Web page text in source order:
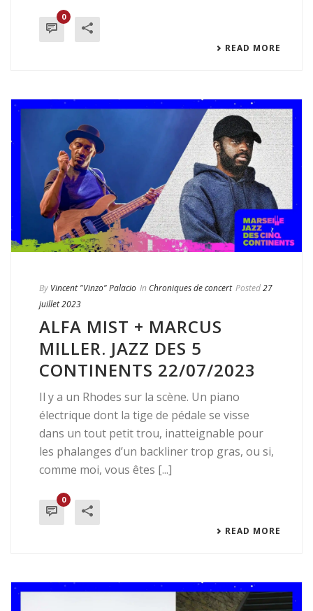
0
READ MORE
By Vincent "Vinzo" Palacio In Chroniques de concert Posted27
juillet 2023
ALFA MIST + MARCUS
MILLER. JAZZ DES 5
CONTINENTS 22/07/2023
Il y a un Rhodes sur la scène. Un piano
électrique dont la tige de pédale se visse
dans un tout petit trou, inatteignable pour
les phalanges d’un backliner trop gras, ou si,
comme moi, vous êtes [...]
0
READ MORE